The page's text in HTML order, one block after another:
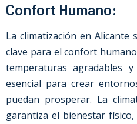
Confort Humano:
La climatización en Alicante
clave para el confort
temperaturas agradables
esencial para crear
puedan prosperar. La
garantiza el bienestar